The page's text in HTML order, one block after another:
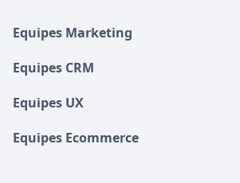
Equipes Marketing
Equipes CRM
Equipes UX
Equipes Ecommerce